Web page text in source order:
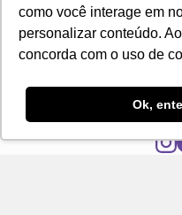
como você interage em
personalizar conteúdo.
concorda com o uso de
Ok,